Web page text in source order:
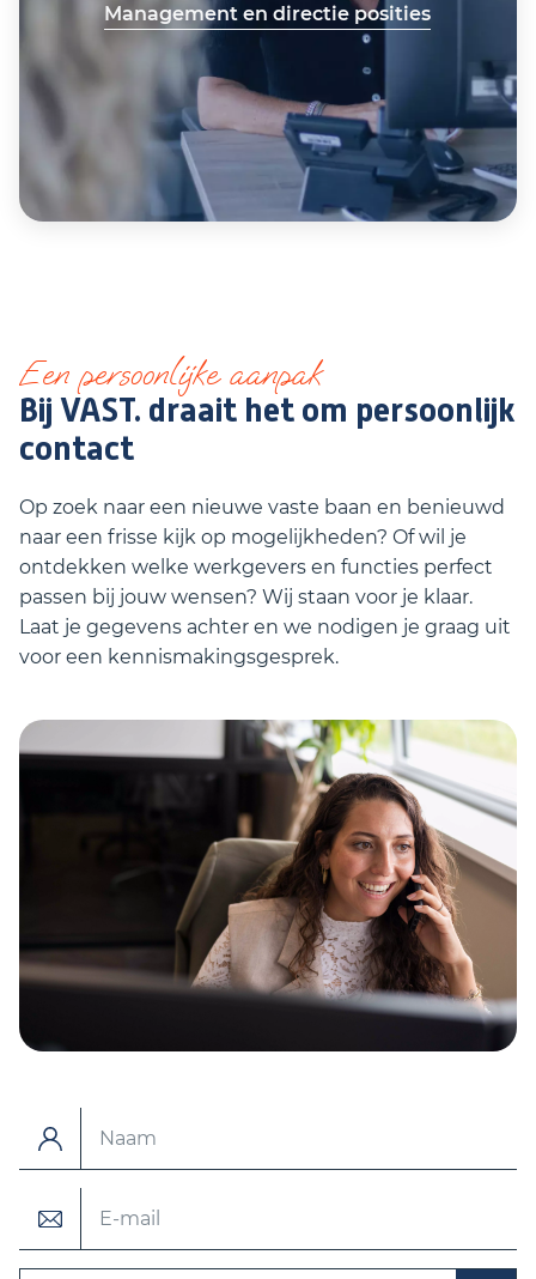
Management en directie posities
Een persoonlijke aanpak
Bij VAST. draait het om persoonlijk
contact
Op zoek naar een nieuwe vaste baan en benieuwd
naar een frisse kijk op mogelijkheden? Of wil je
ontdekken welke werkgevers en functies perfect
passen bij jouw wensen? Wij staan voor je klaar.
Laat je gegevens achter en we nodigen je graag uit
voor een kennismakingsgesprek.
Naam